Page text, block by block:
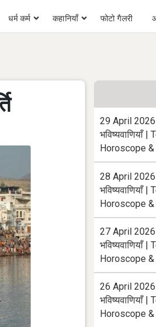
धर्म कर्म कहानियाँ फोटो गैलरी
29 April
भविष्यवाणियाँ
Horoscope
28 April
भविष्यवाणियाँ
Horoscope
27 April
भविष्यवाणियाँ
Horoscope
26 April
भविष्यवाणियाँ
Horoscope